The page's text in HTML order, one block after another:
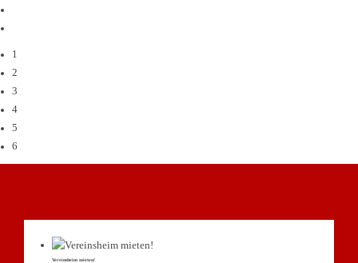
1
2
3
4
5
6
Vereinsheim mieten!